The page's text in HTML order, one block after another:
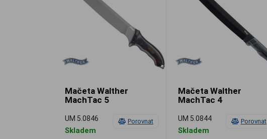
Porovnat
Mačeta Walther
MachTac 5
UM 5.0846
Skladem
Porovnat
Mačeta Walther
MachTac 4
UM 5.0844
Skladem